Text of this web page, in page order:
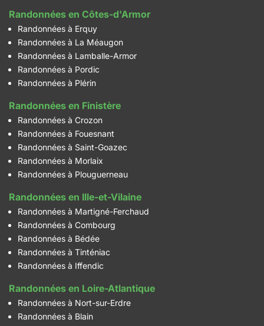
Randonnées en Côtes-d'Armor
Randonnées à Erquy
Randonnées à La Méaugon
Randonnées à Lamballe-Armor
Randonnées à Pordic
Randonnées à Plérin
Randonnées en Finistère
Randonnées à Crozon
Randonnées à Fouesnant
Randonnées à Saint-Goazec
Randonnées à Morlaix
Randonnées à Plouguerneau
Randonnées en Ille-et-Vilaine
Randonnées à Martigné-Ferchaud
Randonnées à Combourg
Randonnées à Bédée
Randonnées à Tinténiac
Randonnées à Iffendic
Randonnées en Loire-Atlantique
Randonnées à Nort-sur-Erdre
Randonnées à Blain